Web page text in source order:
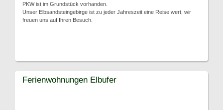
PKW ist im Grundstück vorhanden.
Unser Elbsandsteingebirge ist zu jeder Jahreszeit eine Reise wert, wir
freuen uns auf Ihren Besuch.
Ferienwohnungen Elbufer